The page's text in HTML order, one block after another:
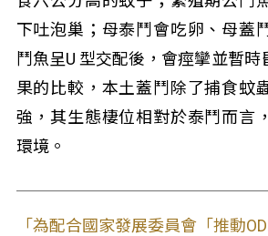
下吐泡巢；母泰鬥會吃卵、母蓋
鬥魚呈U 型交配後，會痙攣並暫
果的比較，本土蓋鬥除了捕食蚊
強，其生態棲位相對於泰鬥而言
環境。
「為配合國家發展委員會「推動